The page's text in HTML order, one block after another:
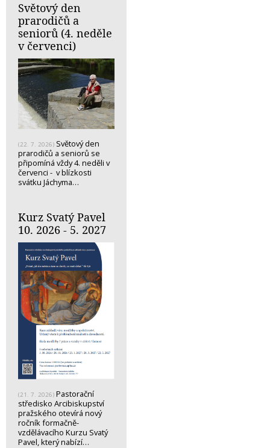
Světový den
prarodičů a
seniorů (4. neděle
v červenci)
(22. 7. 2026) Světový den
prarodičů a seniorů se
připomíná vždy 4. neděli v
červenci - v blízkosti
svátku Jáchyma…
Kurz Svatý Pavel
10. 2026 - 5. 2027
(21. 7. 2026) Pastorační
středisko Arcibiskupství
pražského otevírá nový
ročník formačně-
vzdělávacího Kurzu Svatý
Pavel, který nabízí…